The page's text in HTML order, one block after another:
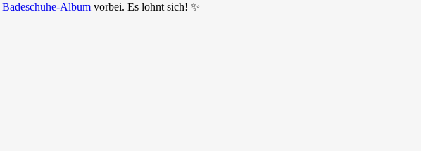
Badeschuhe-Album vorbei. Es lohnt sich! ✨